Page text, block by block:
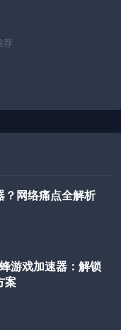
荐
？网络痛点全解析
游戏加速器：解锁
案